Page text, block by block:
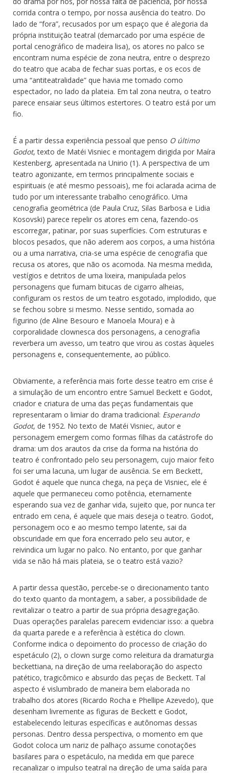
corrida contra o tempo, por nossa ausência do teatro. Do
lado de “fora”, recusados por um espaço que é alegoria da
própria instituição teatral (demarcado por uma espécie de
portal cenográfico de madeira lisa), os atores no palco se
encontram numa espécie de zona neutra, entre o desprezo
do teatro que acaba de fechar suas portas, e os ecos de
uma “antiteatralidade” que havia me tomado como
espectador, no lado da plateia. Em tal zona neutra, o teatro
parece ensaiar seus últimos estertores. O teatro está por um
fio.
É a partir dessa experiência pessoal que penso O último
Godot, texto de Matéi Visniec e montagem dirigida por Maíra
Kestenberg, apresentada na Unirio (1). A perspectiva de um
teatro agonizante, em termos principalmente sociais e
espirituais (e até mesmo pessoais), me foi aclarada acima de
tudo por um interessante trabalho cenográfico. Uma
cenografia geométrica (de Paula Cruz, Silas Barbosa e Lidia
Kosovski) parece repelir os atores em cena, fazendo-os
escorregar, patinar, por suas superfícies. Com estruturas e
blocos pesados, que não aderem aos corpos, a uma história
ou a uma narrativa, cria-se uma espécie de cenografia que
recusa os atores, que não os acomoda. Na mesma medida,
vestígios e detritos de uma lixeira, manipulada pelos
personagens que fumam bitucas de cigarro alheias,
configuram os restos de um teatro esgotado, implodido, que
se fechou sobre si mesmo. Nesse sentido, somada ao
figurino (de Aline Besouro e Manoela Moura) e à
corporalidade clownesca dos personagens, a cenografia
reverbera um avesso, um teatro que virou as costas àqueles
personagens e, consequentemente, ao público.
Obviamente, a referência mais forte desse teatro em crise é
a simulação de um encontro entre Samuel Beckett e Godot,
criador e criatura de uma das peças fundamentais que
representaram o limiar do drama tradicional: Esperando
Godot, de 1952. No texto de Matéi Visniec, autor e
personagem emergem como formas filhas da catástrofe do
drama: um dos arautos da crise da forma na história do
teatro é confrontado pelo seu personagem, cujo maior feito
foi ser uma lacuna, um lugar de ausência. Se em Beckett,
Godot é aquele que nunca chega, na peça de Visniec, ele é
aquele que permaneceu como potência, eternamente
esperando sua vez de ganhar vida, sujeito que, por nunca ter
entrado em cena, é aquele que mais deseja o teatro. Godot,
personagem oco e ao mesmo tempo latente, sai da
obscuridade em que fora encerrado pelo seu autor, e
reivindica um lugar no palco. No entanto, por que ganhar
vida se não há mais plateia, se o teatro está vazio?
A partir dessa questão, percebe-se o direcionamento tanto
do texto quanto da montagem, a saber, a possibilidade de
revitalizar o teatro a partir de sua própria desagregação.
Duas operações paralelas parecem evidenciar isso: a quebra
da quarta parede e a referência à estética do clown.
Conforme indica o depoimento do processo de criação do
espetáculo (2), o clown surge como releitura da dramaturgia
beckettiana, na direção de uma reelaboração do aspecto
patético, tragicômico e absurdo das peças de Beckett. Tal
aspecto é vislumbrado de maneira bem elaborada no
trabalho dos atores (Ricardo Rocha e Phellipe Azevedo), que
desenham livremente as figuras de Beckett e Godot,
estabelecendo leituras específicas e autônomas dessas
personas. Dentro dessa perspectiva, o momento em que
Godot coloca um nariz de palhaço assume conotações
basilares para o espetáculo, na medida em que parece
recanalizar o impulso teatral na direção de uma saída para